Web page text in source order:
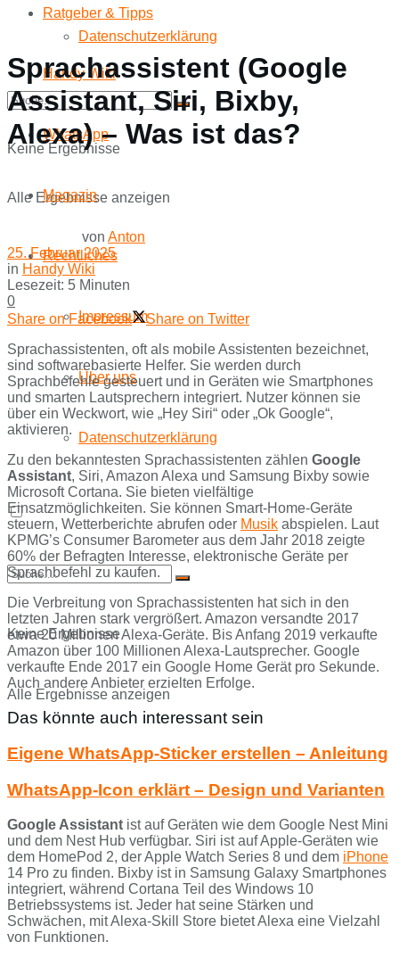
Datenschutzerklärung
Keine Ergebnisse
Alle Ergebnisse anzeigen
Ratgeber & Tipps
Handy Wiki
WhatsApp
Magazin
Rechtliches
Impressum
Über uns
Datenschutzerklärung
Keine Ergebnisse
Alle Ergebnisse anzeigen
Sprachassistent (Google
Assistant, Siri, Bixby,
Alexa) – Was ist das?
von Anton
25. Februar 2025
in Handy Wiki
Lesezeit: 5 Minuten
0
Share on Facebook
Share on Twitter
Sprachassistenten, oft als mobile Assistenten bezeichnet,
sind softwarebasierte Helfer. Sie werden durch
Sprachbefehle gesteuert und in Geräten wie Smartphones
und smarten Lautsprechern integriert. Nutzer können sie
über ein Weckwort, wie „Hey Siri“ oder „Ok Google“,
aktivieren.
Zu den bekanntesten Sprachassistenten zählen Google
Assistant, Siri, Amazon Alexa und Samsung Bixby sowie
Microsoft Cortana. Sie bieten vielfältige
Einsatzmöglichkeiten. Sie können Smart-Home-Geräte
steuern, Wetterberichte abrufen oder Musik abspielen. Laut
KPMG’s Consumer Barometer aus dem Jahr 2018 zeigte
60% der Befragten Interesse, elektronische Geräte per
Sprachbefehl zu kaufen.
Die Verbreitung von Sprachassistenten hat sich in den
letzten Jahren stark vergrößert. Amazon versandte 2017
etwa 20 Millionen Alexa-Geräte. Bis Anfang 2019 verkaufte
Amazon über 100 Millionen Alexa-Lautsprecher. Google
verkaufte Ende 2017 ein Google Home Gerät pro Sekunde.
Auch andere Anbieter erzielten Erfolge.
Das könnte auch interessant sein
Eigene WhatsApp-Sticker erstellen – Anleitung
WhatsApp-Icon erklärt – Design und Varianten
Google Assistant ist auf Geräten wie dem Google Nest Mini
und dem Nest Hub verfügbar. Siri ist auf Apple-Geräten wie
dem HomePod 2, der Apple Watch Series 8 und dem iPhone
14 Pro zu finden. Bixby ist in Samsung Galaxy Smartphones
integriert, während Cortana Teil des Windows 10
Betriebssystems ist. Jeder hat seine Stärken und
Schwächen, mit Alexa-Skill Store bietet Alexa eine Vielzahl
von Funktionen.